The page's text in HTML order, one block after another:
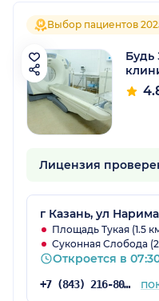
Выбор пациентов
Будь
Лицензия
г Казань, ул
Площадь Тукая (1.5
Суконная Слобода
Откроется в
+7 (843) 216-80-29